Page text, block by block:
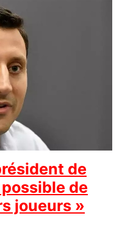
de
de
joueurs »